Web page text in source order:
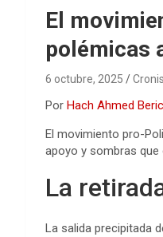
El
polémicas
6 octubre, 2025
Por Hach Ahmed
El movimiento pro-
apoyo y sombras
La
La salida precipitada